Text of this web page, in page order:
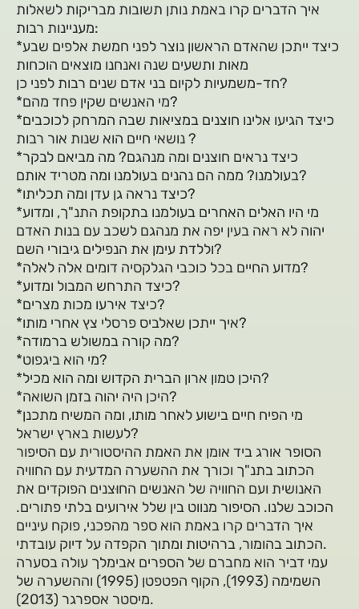
איך הדברים קרו באמת נותן תשובות מבריקות לשאלות
מעניינות רבות:
*כיצד ייתכן שהאדם הראשון נוצר לפני חמשת אלפים שבע
מאות ותשעים שנה ואנחנו מוצאים הוכחות
חד-משמעיות לקיום בני אדם שנים רבות לפני כן?
*מי האנשים שקין פחד מהם?
*כיצד הגיעו אלינו חוצנים במציאות שבה המרחק לכוכבים
נושאי חיים הוא שנות אור רבות ?
*כיצד נראים חוצנים ומה מנהגם? מה מביאם לבקר
בעולמנו? ממה הם נהנים בעולמנו ומה מטריד אותם?
*כיצד נראה גן עדן ומה תכליתו?
*מי היו האלים האחרים בעולמנו בתקופת התנ"ך, ומדוע
יהוה לא ראה בעין יפה את מנהגם לשכב עם בנות האדם
וללדת עימן את הנפילים גיבורי השם?
*מדוע החיים בכל כוכבי הגלקסיה דומים אלה לאלה?
*כיצד התרחש המבול ומדוע?
*כיצד אירעו מכות מצרים?
*איך ייתכן שאלביס פרסלי צץ אחרי מותו?
*מה קורה במשולש ברמודה?
*מי הוא ביגפוט?
*היכן טמון ארון הברית הקדוש ומה הוא מכיל?
*היכן היה יהוה בזמן השואה?
*מי הפיח חיים בישוע לאחר מותו, ומה המשיח מתכנן
לעשות בארץ ישראל?
הסופר אורג ביד אומן את האמת ההיסטורית עם הסיפור
הכתוב בתנ"ך וכורך את ההשערה המדעית עם החוויה
האנושית ועם החוויה של האנשים החוּצנים הפוקדים את
הכוכב שלנו. הסיפור מנווט בין שלל אירועים בלתי פתורים.
איך הדברים קרו באמת הוא ספר מהפכני, פוקח עיניים
הכתוב בהומור, ברהיטות ומתוך הקפדה על דיוק עובדתי.
עמי דביר הוא מחברם של הספרים אבימלך עולה בסערה
השמימה (1993), הקוף הפטפטן (1995) וההשערה של
מיסטר אספרגר (2013).